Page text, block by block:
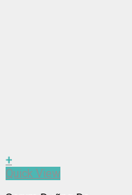
+
Quick View